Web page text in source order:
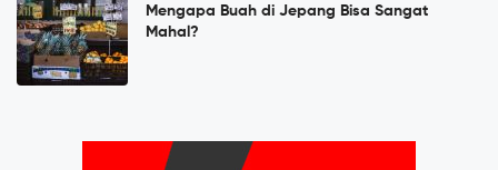
Mengapa Buah di Jepang Bisa Sangat
Mahal?